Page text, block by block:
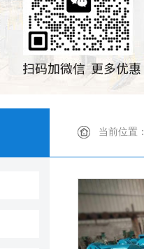
当前位置：